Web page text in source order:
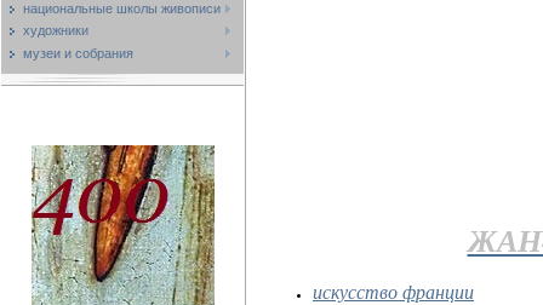
национальные школы живописи
художники
музеи и собрания
искусство франции